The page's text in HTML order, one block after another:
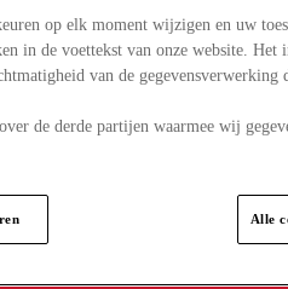
op elk moment wijzigen en uw
in de voettekst van onze website. Het
van de gegevensverwerking
de derde partijen waarmee wij
Alle